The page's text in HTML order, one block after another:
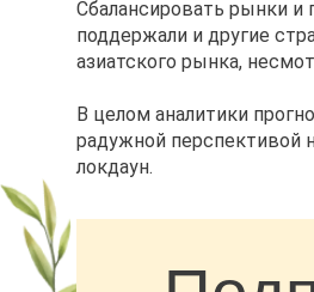
Сбалансировать рынки
поддержали и другие
азиатского рынка,
В целом аналитики
радужной перспективой
локдаун.